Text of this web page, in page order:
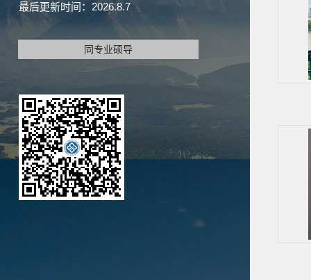
最后更新时间： 2026.8.7
同专业硕导